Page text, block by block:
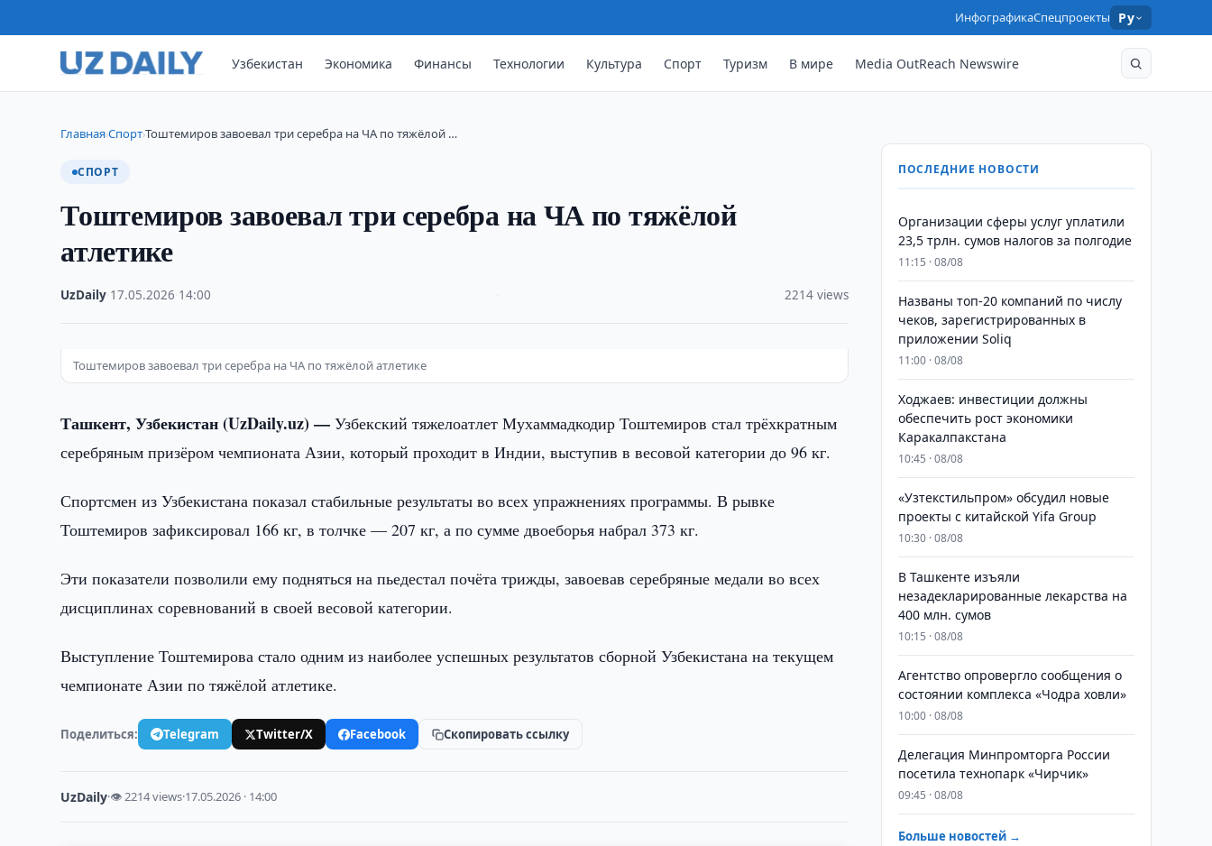
ИнфографикаСпецпроекты Ру
Узбекистан Экономика Финансы Технологии Культура Спорт Туризм В мире Media OutReach Newswire
Главная›Спорт›Тоштемиров завоевал три серебра на ЧА по тяжёлой …
СПОРТ
Тоштемиров завоевал три серебра на ЧА по тяжёлой
атлетике
UzDaily 17.05.2026 14:00 2214 views
Тоштемиров завоевал три серебра на ЧА по тяжёлой атлетике
Ташкент, Узбекистан (UzDaily.uz) —Узбекский тяжелоатлет Мухаммадкодир Тоштемиров стал трёхкратным
серебряным призёром чемпионата Азии, который проходит в Индии, выступив в весовой категории до 96 кг.
Спортсмен из Узбекистана показал стабильные результаты во всех упражнениях программы. В рывке
Тоштемиров зафиксировал 166 кг, в толчке — 207 кг, а по сумме двоеборья набрал 373 кг.
Эти показатели позволили ему подняться на пьедестал почёта трижды, завоевав серебряные медали во всех
дисциплинах соревнований в своей весовой категории.
Выступление Тоштемирова стало одним из наиболее успешных результатов сборной Узбекистана на текущем
чемпионате Азии по тяжёлой атлетике.
Поделиться: Telegram Twitter/X Facebook Скопировать ссылку
UzDaily·👁 2214 views·17.05.2026 · 14:00
ПОСЛЕДНИЕ НОВОСТИ
Организации сферы услуг уплатили
23,5 трлн. сумов налогов за полгодие
11:15 · 08/08
Названы топ-20 компаний по числу
чеков, зарегистрированных в
приложении Soliq
11:00 · 08/08
Ходжаев: инвестиции должны
обеспечить рост экономики
Каракалпакстана
10:45 · 08/08
«Узтекстильпром» обсудил новые
проекты с китайской Yifa Group
10:30 · 08/08
​​​​​​​В Ташкенте изъяли
незадекларированные лекарства на
400 млн. сумов
10:15 · 08/08
Агентство опровергло сообщения о
состоянии комплекса «Чодра ховли»
10:00 · 08/08
Делегация Минпромторга России
посетила технопарк «Чирчик»
09:45 · 08/08
Больше новостей →